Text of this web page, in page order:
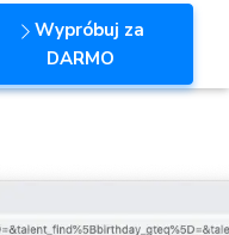
Wypróbuj za
DARMO